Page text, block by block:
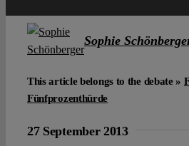
Sophie
This article belongs to the debate »
Fünfprozenthürde
27 September 2013